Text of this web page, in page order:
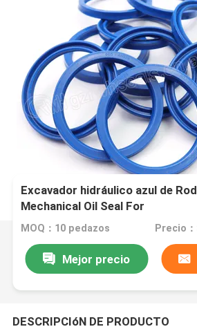
Excavador hidráulico azul de
Mechanical Oil Seal For
MOQ：10 pedazos
Mejor precio
DESCRIPCIóN DE PRODUCTO